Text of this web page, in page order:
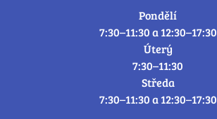
Pondělí
7:30–11:30 a 12:30–17:30
Úterý
7:30–11:30
Středa
7:30–11:30 a 12:30–17:30